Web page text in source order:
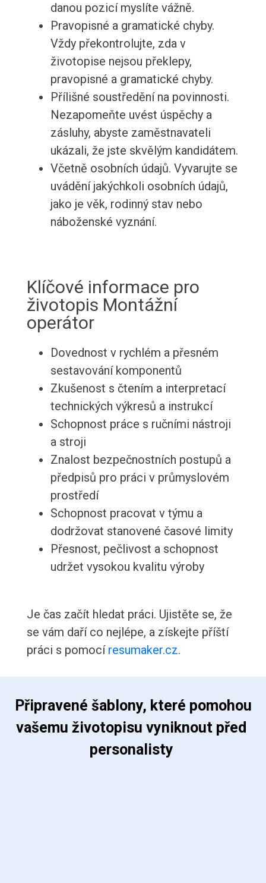
danou pozicí myslíte vážně.
Pravopisné a gramatické chyby.
Vždy překontrolujte, zda v
životopise nejsou překlepy,
pravopisné a gramatické chyby.
Přílišné soustředění na povinnosti.
Nezapomeňte uvést úspěchy a
zásluhy, abyste zaměstnavateli
ukázali, že jste skvělým kandidátem.
Včetně osobních údajů. Vyvarujte se
uvádění jakýchkoli osobních údajů,
jako je věk, rodinný stav nebo
náboženské vyznání.
Klíčové informace pro
životopis Montážní
operátor
Dovednost v rychlém a přesném
sestavování komponentů
Zkušenost s čtením a interpretací
technických výkresů a instrukcí
Schopnost práce s ručními nástroji
a stroji
Znalost bezpečnostních postupů a
předpisů pro práci v průmyslovém
prostředí
Schopnost pracovat v týmu a
dodržovat stanovené časové limity
Přesnost, pečlivost a schopnost
udržet vysokou kvalitu výroby
Je čas začít hledat práci. Ujistěte se, že
se vám daří co nejlépe, a získejte příští
práci s pomocí resumaker.cz.
vašemu životopisu vyniknout před
personalisty